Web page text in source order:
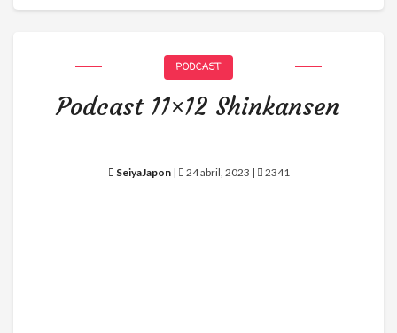
PODCAST
Podcast 11×12 Shinkansen
SeiyaJapon| 24 abril, 2023 | 2341